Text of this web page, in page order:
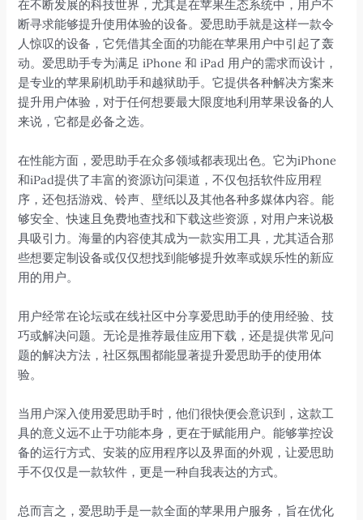
在不断发展的科技世界，尤其是在苹果生态系统中，用户不
断寻求能够提升使用体验的设备。爱思助手就是这样一款令
人惊叹的设备，它凭借其全面的功能在苹果用户中引起了轰
动。爱思助手专为满足 iPhone 和 iPad 用户的需求而设计，
是专业的苹果刷机助手和越狱助手。它提供各种解决方案来
提升用户体验，对于任何想要最大限度地利用苹果设备的人
来说，它都是必备之选。
在性能方面，爱思助手在众多领域都表现出色。它为iPhone
和iPad提供了丰富的资源访问渠道，不仅包括软件应用程
序，还包括游戏、铃声、壁纸以及其他各种多媒体内容。能
够安全、快速且免费地查找和下载这些资源，对用户来说极
具吸引力。海量的内容使其成为一款实用工具，尤其适合那
些想要定制设备或仅仅想找到能够提升效率或娱乐性的新应
用的用户。
用户经常在论坛或在线社区中分享爱思助手的使用经验、技
巧或解决问题。无论是推荐最佳应用下载，还是提供常见问
题的解决方法，社区氛围都能显著提升爱思助手的使用体
验。
当用户深入使用爱思助手时，他们很快便会意识到，这款工
具的意义远不止于功能本身，更在于赋能用户。能够掌控设
备的运行方式、安装的应用程序以及界面的外观，让爱思助
手不仅仅是一款软件，更是一种自我表达的方式。
总而言之，爱思助手是一款全面的苹果用户服务，旨在优化